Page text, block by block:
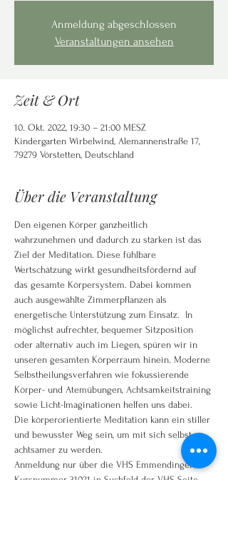
Anmeldung abgeschlossen
Veranstaltungen ansehen
Zeit & Ort
10. Okt. 2022, 19:30 – 21:00 MESZ
Kindergarten Wirbelwind, Alemannenstraße 17,
79279 Vörstetten, Deutschland
Über die Veranstaltung
Den eigenen Körper ganzheitlich
wahrzunehmen und dadurch zu stärken ist das
Ziel der Meditation. Diese fühlbare
Wertschätzung wirkt gesundheitsfördernd auf
das gesamte Körpersystem. Dabei kommen
auch ausgewählte Zimmerpflanzen als
energetische Unterstützung zum Einsatz.  In
möglichst aufrechter, bequemer Sitzposition
oder alternativ auch im Liegen, spüren wir in
unseren gesamten Körperraum hinein. Moderne
Selbstheilungsverfahren wie fokussierende
Körper- und Atemübungen, Achtsamkeitstraining
sowie Licht-Imaginationen helfen uns dabei.
Die körperorientierte Meditation kann ein stiller
und bewusster Weg sein, um mit sich selbst
achtsamer zu werden.
Anmeldung nur über die VHS Emmendingen
Kursnummer 31021 in Suchfeld der VHS Seite